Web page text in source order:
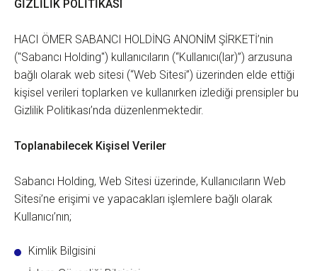
GİZLİLİK POLİTİKASI
HACI ÖMER SABANCI HOLDİNG ANONİM ŞİRKETİ’nin
("Sabancı Holding") kullanıcıların (“Kullanıcı(lar)”) arzusuna
bağlı olarak web sitesi (“Web Sitesi”) üzerinden elde ettiği
kişisel verileri toplarken ve kullanırken izlediği prensipler bu
Gizlilik Politikası’nda düzenlenmektedir.
Toplanabilecek Kişisel Veriler
Sabancı Holding, Web Sitesi üzerinde, Kullanıcıların Web
Sitesi’ne erişimi ve yapacakları işlemlere bağlı olarak
Kullanıcı’nın;
Kimlik Bilgisini